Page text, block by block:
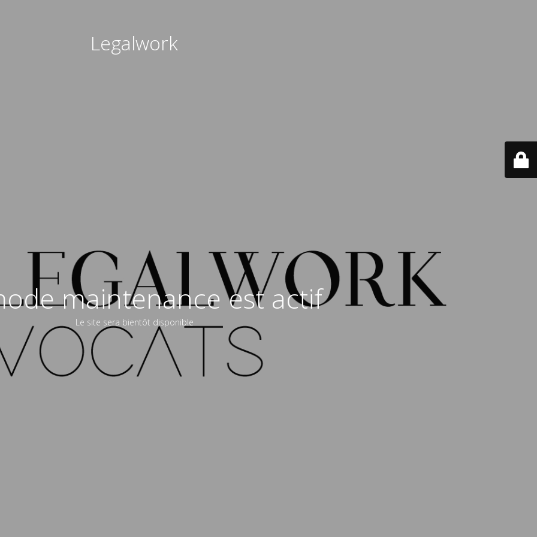
Legalwork
maintenance est actif
Le site sera bientôt disponible